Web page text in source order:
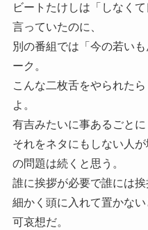
ビートたけしは「しなく
言っていたのに、
別の番組では「今の若い
ーク。
こんな二枚舌をやられた
よ。
有吉みたいに事あるごとに
それをネタにもしない人
の問題は続くと思う。
誰に挨拶が必要で誰には挨
細かく頭に入れて置かな
可哀想だ。